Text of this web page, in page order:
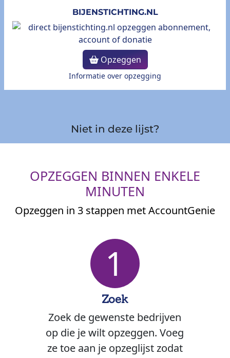
BIJENSTICHTING.NL
Opzeggen
Informatie over opzegging
Niet in deze lijst?
OPZEGGEN BINNEN ENKELE
MINUTEN
Opzeggen in 3 stappen met AccountGenie
1
Zoek
Zoek de gewenste bedrijven
op die je wilt opzeggen. Voeg
ze toe aan je opzeglijst zodat